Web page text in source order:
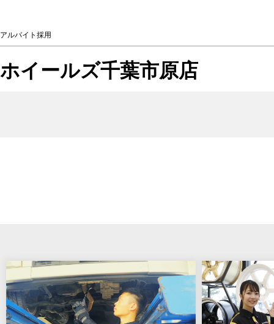
アルバイト採用
ホイールズ千葉市原店